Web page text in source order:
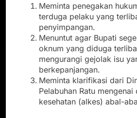
Meminta penegakan
terduga pelaku yang
penyimpangan.
Menuntut agar Bupati
oknum yang diduga
mengurangi gejolak isu
berkepanjangan.
Meminta klarifikasi dari
Pelabuhan Ratu mengenai
kesehatan (alkes) abal-